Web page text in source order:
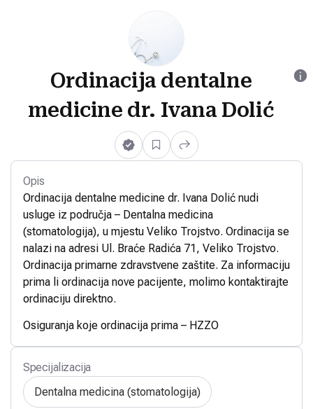
Ordinacija dentalne
medicine dr. Ivana Dolić
Opis
Ordinacija dentalne medicine dr. Ivana Dolić nudi
usluge iz područja – Dentalna medicina
(stomatologija), u mjestu Veliko Trojstvo. Ordinacija se
nalazi na adresi Ul. Braće Radića 71, Veliko Trojstvo.
Ordinacija primarne zdravstvene zaštite. Za informaciju
prima li ordinacija nove pacijente, molimo kontaktirajte
ordinaciju direktno.
Osiguranja koje ordinacija prima – HZZO
Specijalizacija
Dentalna medicina (stomatologija)